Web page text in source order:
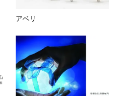
アベリ